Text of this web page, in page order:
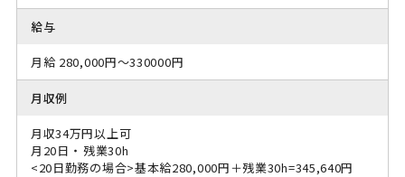
給与
月給 280,000円～330000円
月収例
月収34万円以上可
月20日 ・ 残業30h
<20日勤務の場合>基本給280,000円＋残業30h=345,640円